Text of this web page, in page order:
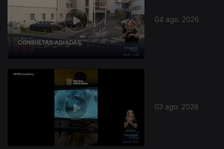
04 ago. 2026
03 ago. 2026